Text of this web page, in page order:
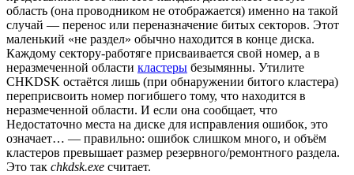
область (она проводником не отображается) именно на такой
случай — перенос или переназначение битых секторов. Этот
маленький «не раздел» обычно находится в конце диска.
Каждому сектору-работяге присваивается свой номер, а в
неразмеченной области кластеры безымянны. Утилите
CHKDSK остаётся лишь (при обнаружении битого кластера)
переприсвоить номер погибшего тому, что находится в
неразмеченной области. И если она сообщает, что
Недостаточно места на диске для исправления ошибок, это
означает… — правильно: ошибок слишком много, и объём
кластеров превышает размер резервного/ремонтного раздела.
Это так chkdsk.exe считает.